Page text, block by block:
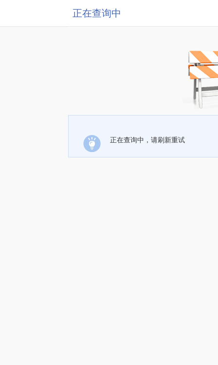
正在查询中
正在查询中，请刷新重试